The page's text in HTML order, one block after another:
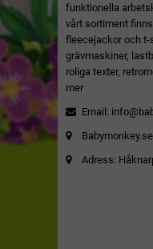
funktionella
vårt sortiment
fleecejackor och t-
grävmaskiner,
roliga texter,
mer
Email:
Adress: